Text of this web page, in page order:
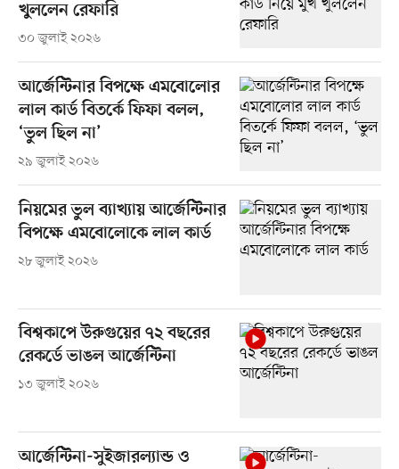
খুললেন রেফারি
৩০ জুলাই ২০২৬
আর্জেন্টিনার বিপক্ষে এমবোলোর
লাল কার্ড বিতর্কে ফিফা বলল,
‘ভুল ছিল না’
২৯ জুলাই ২০২৬
নিয়মের ভুল ব্যাখ্যায় আর্জেন্টিনার
বিপক্ষে এমবোলোকে লাল কার্ড
২৮ জুলাই ২০২৬
বিশ্বকাপে উরুগুয়ের ৭২ বছরের
রেকর্ডে ভাঙল আর্জেন্টিনা
১৩ জুলাই ২০২৬
আর্জেন্টিনা-সুইজারল্যান্ড ও